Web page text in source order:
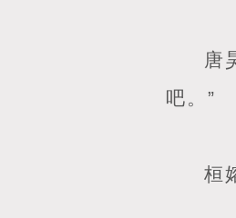
唐
吧。”
桓